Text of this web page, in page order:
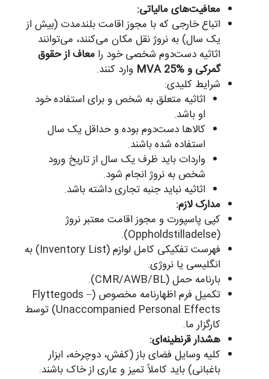
معافیت‌های مالیاتی:
اتباع خارجی که با مجوز اقامت بلندمدت (بیش از
یک سال) به نروژ نقل مکان می‌کنند، می‌توانند
اثاثیه دست‌دوم شخصی خود را معاف از حقوق
گمرکی و MVA 25%
وارد کنند.
شرایط کلیدی:
اثاثیه متعلق به شخص و برای استفاده خود
او باشد.
کالاها دست‌دوم بوده و حداقل یک سال
استفاده شده باشند.
واردات باید ظرف یک سال از تاریخ ورود
شخص به نروژ انجام شود.
اثاثیه نباید جنبه تجاری داشته باشد.
مدارک لازم:
کپی پاسپورت و مجوز اقامت معتبر نروژ
(Oppholdstilladelse).
فهرست تفکیکی کامل لوازم (Inventory List) به
انگلیسی یا نروژی.
بارنامه حمل (CMR/AWB/BL).
تکمیل فرم اظهارنامه مخصوص (Flyttegods –
Unaccompanied Personal Effects) توسط
کارگزار ما.
هشدار قرنطینه‌ای:
کلیه وسایل فضای باز (کفش، دوچرخه، ابزار
باغبانی) باید کاملاً تمیز و عاری از خاک باشند.